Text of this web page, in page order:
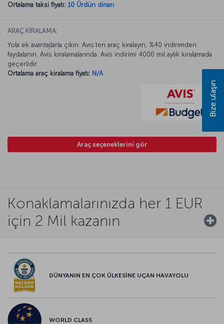
Ortalama taksi fiyatı: 10 Ürdün dinarı
ARAÇ KİRALAMA:
Yola ek avantajlarla çıkın. Avis’ten araç kiralayın, %40 indirimden
faydalanın. Avis kiralamalarında. Avis indirimi 4000 mil aylık kiralamada
geçerlidir.
Ortalama araç kiralama fiyatı: N/A
Araç seçeneklerini gör
Konaklamalarınızda her 1 EUR
için 2 Mil kazanın
DÜNYANIN EN ÇOK ÜLKESİNE UÇAN HAVAYOLU
WORLD CLASS
Bize ulaşın